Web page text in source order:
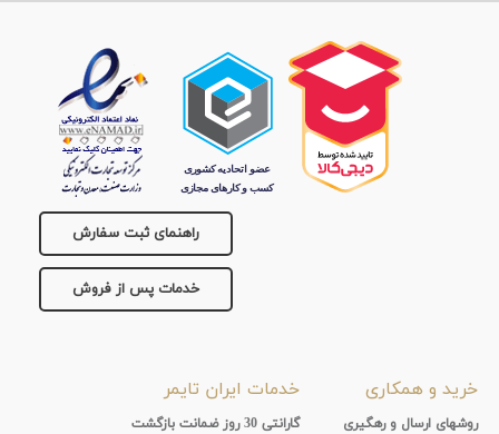
راهنمای ثبت سفارش
خدمات پس از فروش
خرید و همکاری
روشهای ارسال و رهگیری
خدمات ایران تایمر
گارانتی 30 روز ضمانت بازگشت